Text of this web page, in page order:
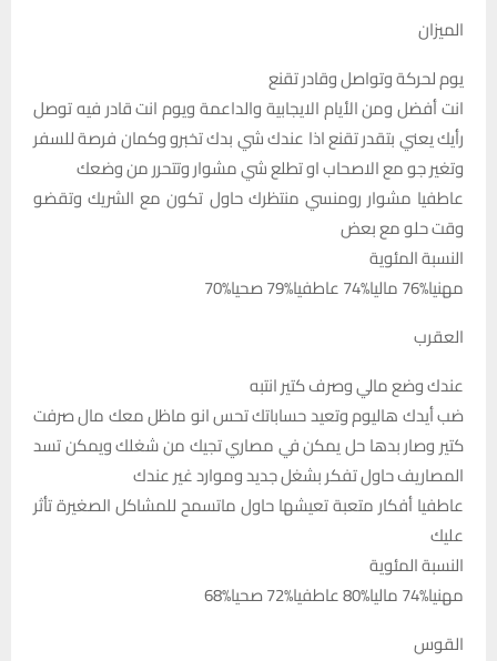
الميزان
يوم لحركة وتواصل وقادر تقنع
انت أفضل ومن الأيام الايجابية والداعمة ويوم انت قادر فيه توصل
رأيك يعني بتقدر تقنع اذا عندك شي بدك تخبرو وكمان فرصة للسفر
وتغير جو مع الاصحاب او تطلع شي مشوار وتتحرر من وضعك
عاطفيا مشوار رومنسي منتظرك حاول تكون مع الشريك وتقضو
وقت حلو مع بعض
النسبة المئوية
مهنيا%76 ماليا%74 عاطفيا%79 صحيا%70
العقرب
عندك وضع مالي وصرف كتير انتبه
ضب أيدك هاليوم وتعيد حساباتك تحس انو ماظل معك مال صرفت
كتير وصار بدها حل يمكن في مصاري تجيك من شغلك ويمكن تسد
المصاريف حاول تفكر بشغل جديد وموارد غير عندك
عاطفيا أفكار متعبة تعيشها حاول ماتسمح للمشاكل الصغيرة تأثر
عليك
النسبة المئوية
مهنيا%74 ماليا%80 عاطفيا%72 صحيا%68
القوس